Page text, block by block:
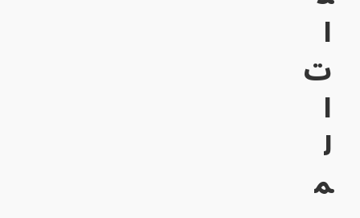
ا
ت
ا
ل
م